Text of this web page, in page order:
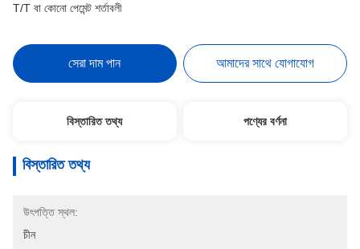
T/T বা কোনো পেমেন্ট শর্তাবলী
সেরা দাম পান আমাদের সাথে যোগাযোগ
বিস্তারিত তথ্য পণ্যের বর্ণনা
বিস্তারিত তথ্য
উৎপত্তি স্থল:
চীন